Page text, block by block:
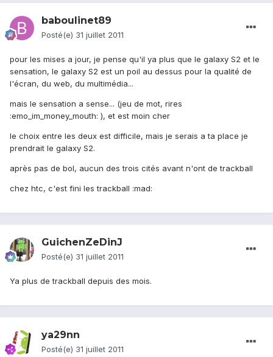
baboulinet89
Posté(e) 31 juillet 2011
pour les mises a jour, je pense qu'il ya plus que le galaxy S2 et le
sensation, le galaxy S2 est un poil au dessus pour la qualité de
l'écran, du web, du multimédia...
mais le sensation a sense... (jeu de mot, rires
:emo_im_money_mouth: ), et est moin cher
le choix entre les deux est difficile, mais je serais a ta place je
prendrait le galaxy S2.
après pas de bol, aucun des trois cités avant n'ont de trackball
chez htc, c'est fini les trackball :mad:
GuichenZeDinJ
Posté(e) 31 juillet 2011
Ya plus de trackball depuis des mois.
ya29nn
Posté(e) 31 juillet 2011